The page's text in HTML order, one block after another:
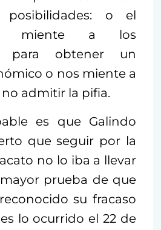
o el
miente a los
para obtener un
o nos miente a
admitir la pifia.
es que Galindo
que seguir por la
no lo iba a llevar
prueba de que
su fracaso
lo ocurrido el 22 de